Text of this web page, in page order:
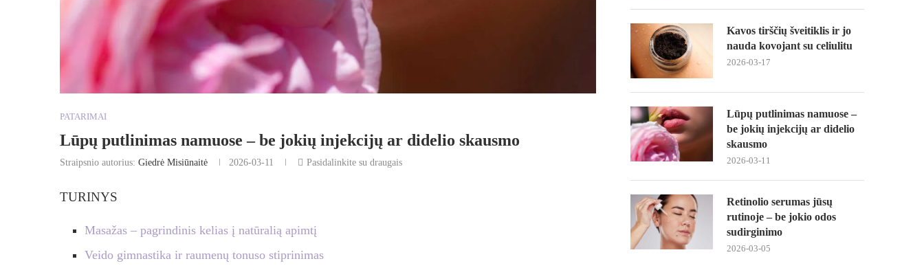
PATARIMAI
Lūpų putlinimas namuose – be jokių injekcijų ar didelio skausmo
Straipsnio autorius: Giedrė Misiūnaitė 2026-03-11 Pasidalinkite su draugais
TURINYS
Masažas – pagrindinis kelias į natūralią apimtį
Veido gimnastika ir raumenų tonuso stiprinimas
Kavos tirščių šveitiklis ir jo
nauda kovojant su celiulitu
2026-03-17
Lūpų putlinimas namuose –
be jokių injekcijų ar didelio
skausmo
2026-03-11
Retinolio serumas jūsų
rutinoje – be jokio odos
sudirginimo
2026-03-05